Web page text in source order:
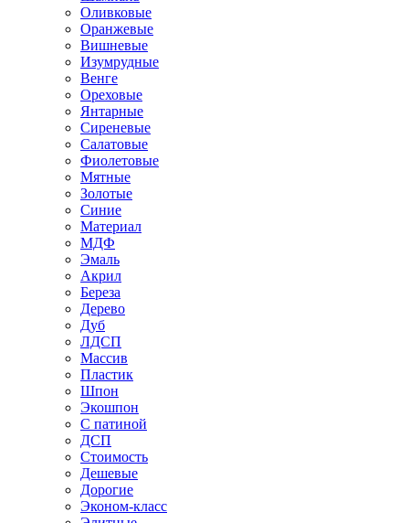
Оливковые
Оранжевые
Вишневые
Изумрудные
Венге
Ореховые
Янтарные
Сиреневые
Салатовые
Фиолетовые
Мятные
Золотые
Синие
Материал
МДФ
Эмаль
Акрил
Береза
Дерево
Дуб
ЛДСП
Массив
Пластик
Шпон
Экошпон
С патиной
ДСП
Стоимость
Дешевые
Дорогие
Эконом-класс